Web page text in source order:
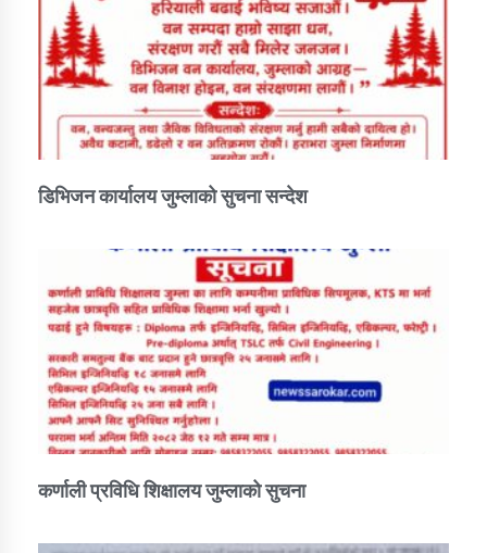
डिभिजन कार्यालय जुम्लाको सुचना सन्देश
कर्णाली प्रविधि शिक्षालय जुम्लाको सुचना